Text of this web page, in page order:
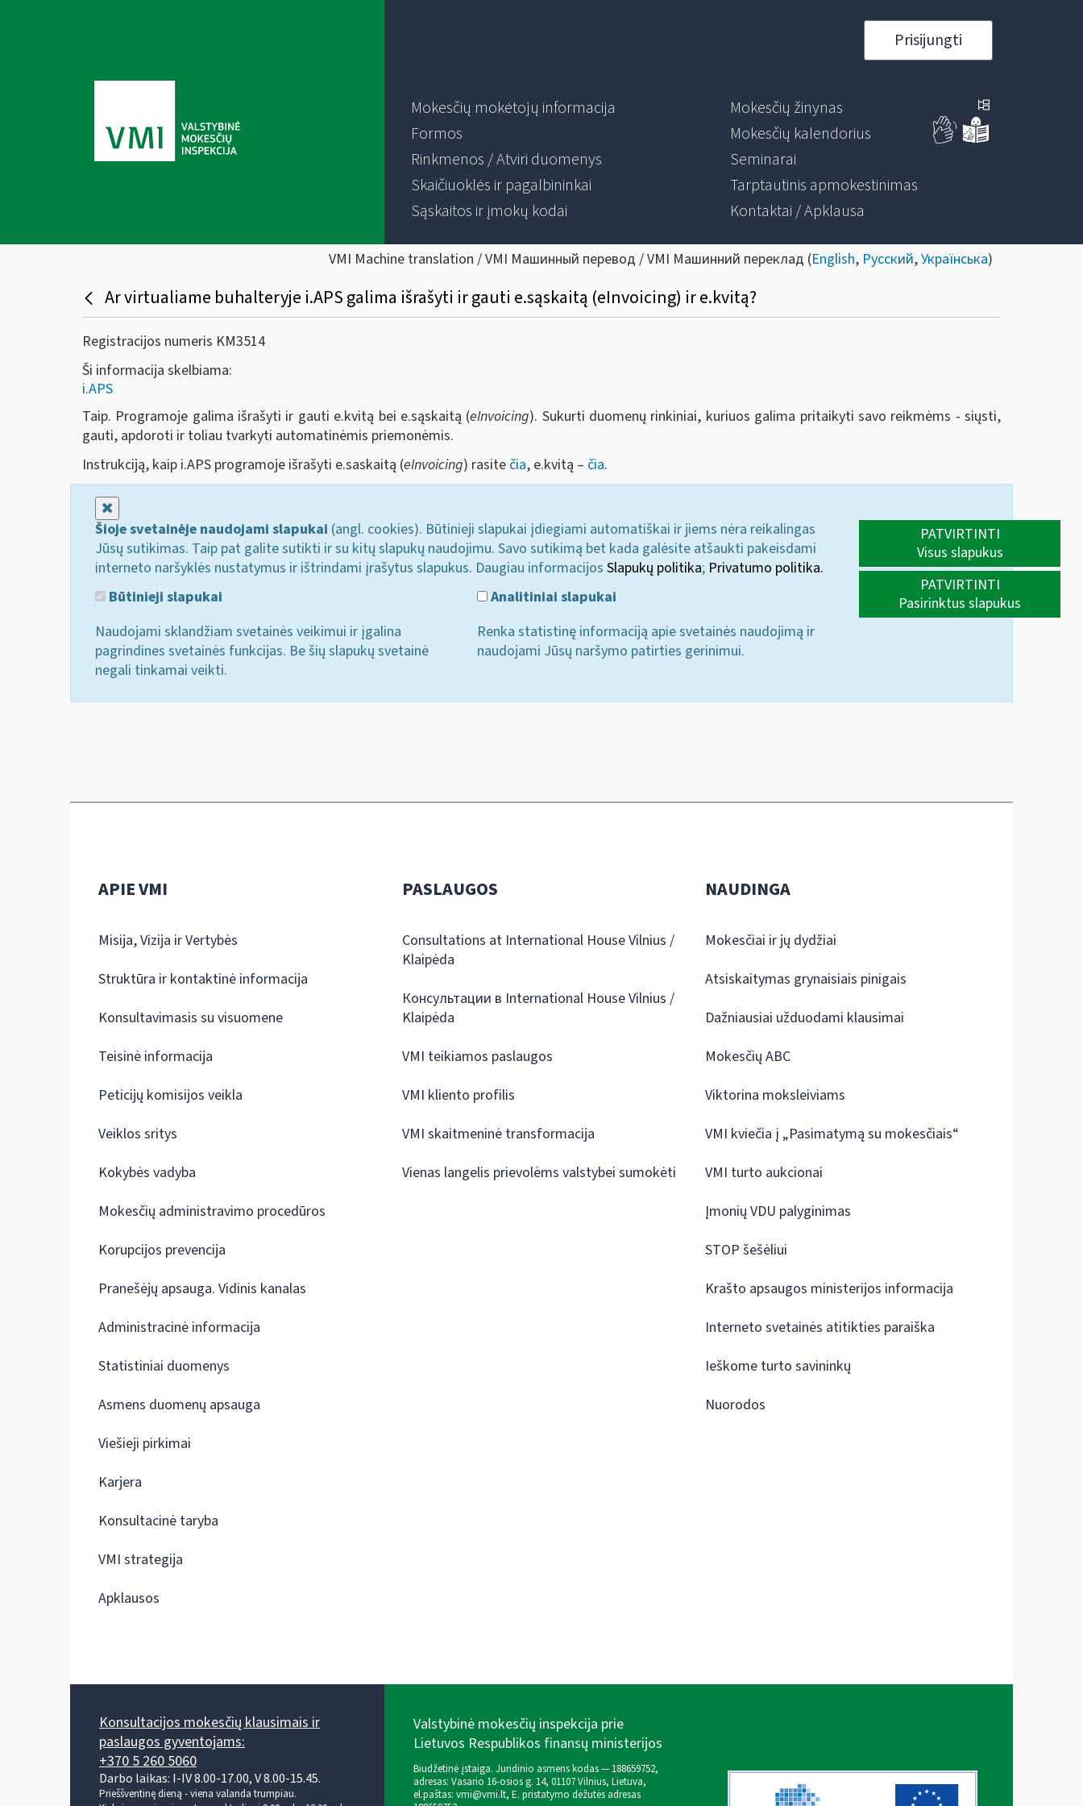
Prisijungti
Mokesčių mokėtojų informacija
Formos
Rinkmenos / Atviri duomenys
Skaičiuoklės ir pagalbininkai
Sąskaitos ir įmokų kodai
Mokesčių žinynas
Mokesčių kalendorius
Seminarai
Tarptautinis apmokestinimas
Kontaktai / Apklausa
VMI Machine translation / VMI Машинный перевод / VMI Машинний переклад (English, Русский,Українська)
Ar virtualiame buhalteryje i.APS galima išrašyti ir gauti e.sąskaitą (eInvoicing) ir e.kvitą?
Registracijos numeris KM3514
Ši informacija skelbiama:
i.APS
Taip. Programoje galima išrašyti ir gauti e.kvitą bei e.sąskaitą (eInvoicing). Sukurti duomenų rinkiniai, kuriuos galima pritaikyti savo reikmėms - siųsti,
gauti, apdoroti ir toliau tvarkyti automatinėmis priemonėmis.
Instrukciją, kaip i.APS programoje išrašyti e.saskaitą (eInvoicing) rasite čia, e.kvitą – čia.
Šioje svetainėje naudojami slapukai (angl. cookies). Būtinieji slapukai įdiegiami automatiškai ir jiems nėra reikalingas
Jūsų sutikimas. Taip pat galite sutikti ir su kitų slapukų naudojimu. Savo sutikimą bet kada galėsite atšaukti pakeisdami
interneto naršyklės nustatymus ir ištrindami įrašytus slapukus. Daugiau informacijos Slapukų politika; Privatumo politika.
Būtinieji slapukai
Naudojami sklandžiam svetainės veikimui ir įgalina
pagrindines svetainės funkcijas. Be šių slapukų svetainė
negali tinkamai veikti.
Analitiniai slapukai
Renka statistinę informaciją apie svetainės naudojimą ir
naudojami Jūsų naršymo patirties gerinimui.
PATVIRTINTI
Visus slapukus
PATVIRTINTI
Pasirinktus slapukus
APIE VMI
Misija, Vizija ir Vertybės
Struktūra ir kontaktinė informacija
Konsultavimasis su visuomene
Teisinė informacija
Peticijų komisijos veikla
Veiklos sritys
Kokybės vadyba
Mokesčių administravimo procedūros
Korupcijos prevencija
Pranešėjų apsauga. Vidinis kanalas
Administracinė informacija
Statistiniai duomenys
Asmens duomenų apsauga
Viešieji pirkimai
Karjera
Konsultacinė taryba
VMI strategija
Apklausos
PASLAUGOS
Consultations at International House Vilnius /
Klaipėda
Консультации в International House Vilnius /
Klaipėda
VMI teikiamos paslaugos
VMI kliento profilis
VMI skaitmeninė transformacija
Vienas langelis prievolėms valstybei sumokėti
NAUDINGA
Mokesčiai ir jų dydžiai
Atsiskaitymas grynaisiais pinigais
Dažniausiai užduodami klausimai
Mokesčių ABC
Viktorina moksleiviams
VMI kviečia į „Pasimatymą su mokesčiais“
VMI turto aukcionai
Įmonių VDU palyginimas
STOP šešėliui
Krašto apsaugos ministerijos informacija
Interneto svetainės atitikties paraiška
Ieškome turto savininkų
Nuorodos
Konsultacijos mokesčių klausimais ir
paslaugos gyventojams:
+370 5 260 5060
Darbo laikas: I-IV 8.00-17.00, V 8.00-15.45.
Prieššventinę dieną - viena valanda trumpiau.
Valstybinė mokesčių inspekcija prie
Lietuvos Respublikos finansų ministerijos
Biudžetinė įstaiga. Juridinio asmens kodas — 188659752,
adresas: Vasario 16-osios g. 14, 01107 Vilnius, Lietuva,
el.paštas: vmi@vmi.lt, E. pristatymo dėžutės adresas